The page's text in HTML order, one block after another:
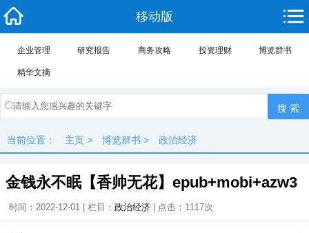
移动版
企业管理 研究报告 商务攻略 投资理财 博览群书
精华文摘
当前位置： 主页 > 博览群书 > 政治经济
金钱永不眠【香帅无花】epub+mobi+azw3
时间：2022-12-01 | 栏目： 政治经济 | 点击： 1117次